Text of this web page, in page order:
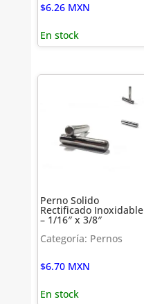
$6.26 MXN
En stock
Perno Solido
Rectificado Inoxidable
– 1/16″ x 3/8″
Categoría: Pernos
$6.70 MXN
En stock